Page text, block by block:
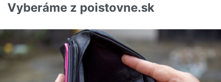
Vyberáme z poistovne.sk